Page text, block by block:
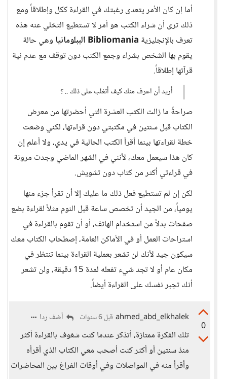
أما إن كان الأمر يتعدى رغبتك في القراءة ككل وإطلاقاً ومع
ذلك ترى أن شراء الكتب هو أمر لا تستطيع التخلي عنه هذه
تعرف بالإنجليزية Bibliomania الببلومانيا
وهي حالة
يقوم بها الشخص بشراء وجمع الكتب دون توقف مع عدم نية
قرآتها إطلاقاً.
أريد أن اعرف منك كيف أتغلب على ذلك .. ؟
صراحةً ما زالت الكتب العشرة التي أحضرتها من معرض
الكتاب قبل سنتين في مكتبتي دون قراءتها، لكني وضعت
خطة لقراءتها بينما أقرأ الكتب الحالية في يدي، ولا أعلم إن
كان هذا سيعمل معك، لأنني في الشهر الماضي وجدت مرونة
في قراءتي أكثر من كتاب دون تشويش.
لكن إن لم تستطيع فعل ذلك ما عليك إلا أن تقرأ جزء منها
يومياً، من الجيد أن تخصص ساعة قبل النوم مثلاً لقراءة بضع
صفحات بدلاً من استخدام الهاتف، أو أن تقوم بالقراءة في
استراحات العمل أو في الأماكن العامة، إصطحاب الكتاب معك
سيكون جيد لأنك لن تشعر بعملية القراءة بينما تنتظر في
مكان عام أو لا تجد شيء تفعله لمدة 15 دقيقة، ولن تشعر
أنك تجبر نفسك على القراءة أيضاً.
0
ahmed_abd_elkhalek قبل 6 سنوات أضف ردا
تلك الفكرة ممتازة، أتذكر عندما كنت شغوف بالقراءة أكثر
منذ سنتين أو أكثر كنت أصحب معي الكتاب الذي أقرأه
وأقرأ منه في المواصلات وفي أوقات الفراغ بين المحاضرات